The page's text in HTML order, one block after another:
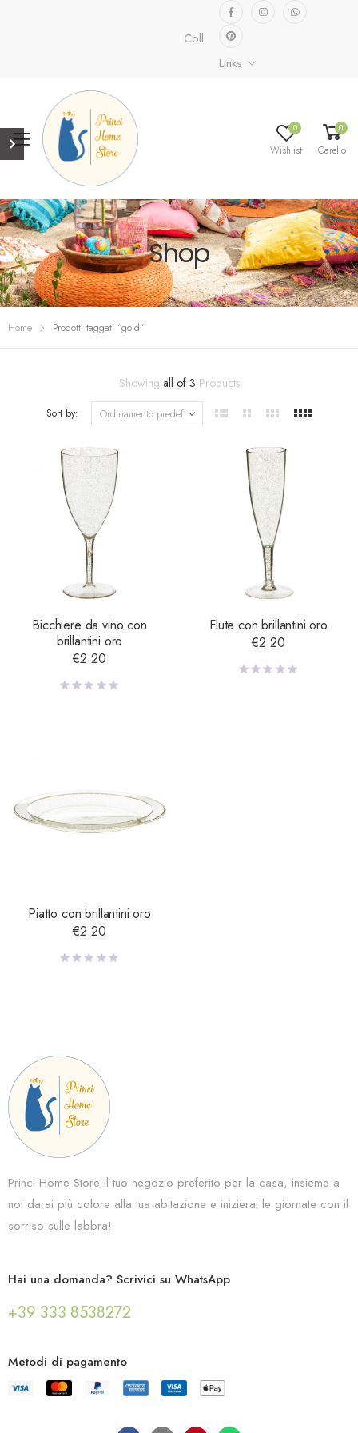
Collezione speciale già
Links
0
Wishlist
0
Carello
Shop
Home Prodotti taggati “gold”
Showing all of 3 Products
Sort by:
Bicchiere da vino con
brillantini oro
€2.20
Flute con brillantini oro
€2.20
Piatto con brillantini oro
€2.20
Princi Home Store il tuo negozio preferito per la casa, insieme a
noi darai più colore alla tua abitazione e inizierai le giornate con il
sorriso sulle labbra!
Hai una domanda? Scrivici su WhatsApp
+39 333 8538272
Metodi di pagamento